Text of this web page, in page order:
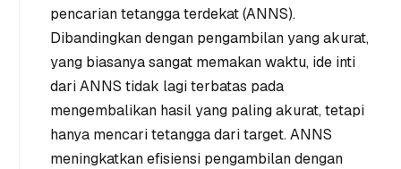
pencarian tetangga terdekat (ANNS).
Dibandingkan dengan pengambilan yang akurat,
yang biasanya sangat memakan waktu, ide inti
dari ANNS tidak lagi terbatas pada
mengembalikan hasil yang paling akurat, tetapi
hanya mencari tetangga dari target. ANNS
meningkatkan efisiensi pengambilan dengan